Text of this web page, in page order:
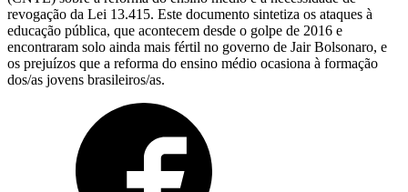
revogação da Lei 13.415. Este documento sintetiza os ataques à
educação pública, que acontecem desde o golpe de 2016 e
encontraram solo ainda mais fértil no governo de Jair Bolsonaro, e
os prejuízos que a reforma do ensino médio ocasiona à formação
dos/as jovens brasileiros/as.